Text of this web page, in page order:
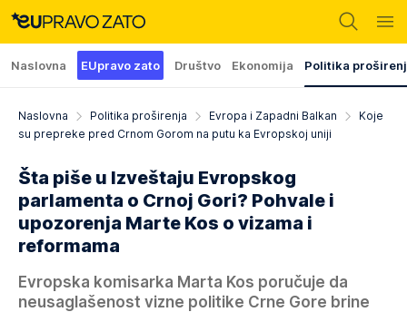
Naslovna EUpravo zato Društvo Ekonomija Politika
Naslovna Politika proširenja Evropa i Zapadni Balkan
Koje
su prepreke pred Crnom Gorom na putu ka Evropskoj uniji
Šta piše u Izveštaju Evropskog
parlamenta o Crnoj Gori? Pohvale i
upozorenja Marte Kos o vizama i
reformama
Evropska komisarka Marta Kos poručuje da
neusaglašenost vizne politike Crne Gore brine